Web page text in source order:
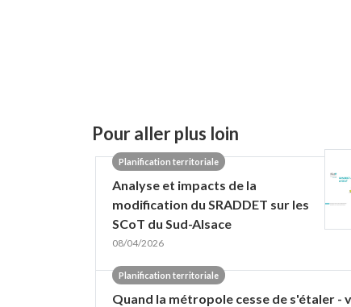
Pour aller plus loin
Planification territoriale
Analyse et impacts de la
modification du SRADDET sur les
SCoT du Sud-Alsace
08/04/2026
Planification territoriale
Quand la métropole cesse de s'étaler -